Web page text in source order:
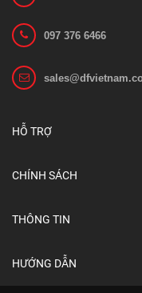
097 376 6466
HỖ TRỢ
CHÍNH SÁCH
THÔNG TIN
HƯỚNG DẪN